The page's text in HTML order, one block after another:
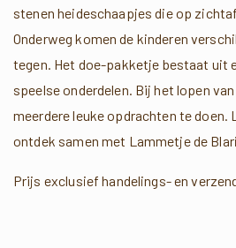
stenen heideschaapjes die op
Onderweg komen de kinderen
tegen. Het doe-pakketje bestaat uit
speelse onderdelen. Bij het lopen
meerdere leuke opdrachten te doen.
ontdek samen met Lammetje de
Prijs exclusief handelings- en